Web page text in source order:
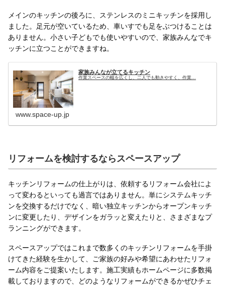
メインのキッチンの後ろに、ステンレスのミニキッチンを採用し
ました。足元が空いているため、車いすでも足をぶつけることは
ありません。小さい子どもでも使いやすいので、家族みんなでキ
ッチンに立つことができますね。
家族みんなが立てるキッチン
作業スペースの幅を広くし、二人でも動きやすく、作業...
www.space-up.jp
リフォームを検討するならスペースアップ
キッチンリフォームの仕上がりは、依頼するリフォーム会社によ
って変わるといっても過言ではありません。単にシステムキッチ
ンを交換するだけでなく、暗い独立キッチンからオープンキッチ
ンに変更したり、デザインをガラッと変えたりと、さまざまなプ
ランニングができます。
スペースアップではこれまで数多くのキッチンリフォームを手掛
けてきた経験を生かして、ご家族の好みや希望にあわせたリフォ
ーム内容をご提案いたします。施工実績もホームページに多数掲
載しておりますので、どのようなリフォームができるかぜひチェ